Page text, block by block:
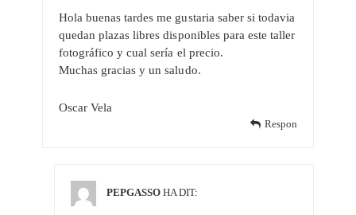
Hola buenas tardes me gustaria saber si todavia
quedan plazas libres disponibles para este taller
fotográfico y cual sería el precio.
Muchas gracias y un saludo.
Oscar Vela
Respon
PEPGASSO HA DIT: